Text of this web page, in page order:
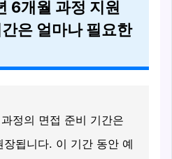
6개월 과정 지원
은 얼마나 필요한
정의 면접 준비 기간은
장됩니다. 이 기간 동안 예